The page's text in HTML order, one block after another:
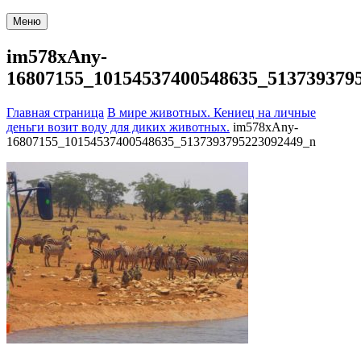
Меню
im578xAny-
Главная страница В мире животных. Кениец на личные
деньги возит воду для диких животных. im578xAny-
16807155_10154537400548635_5137393795223092449_n